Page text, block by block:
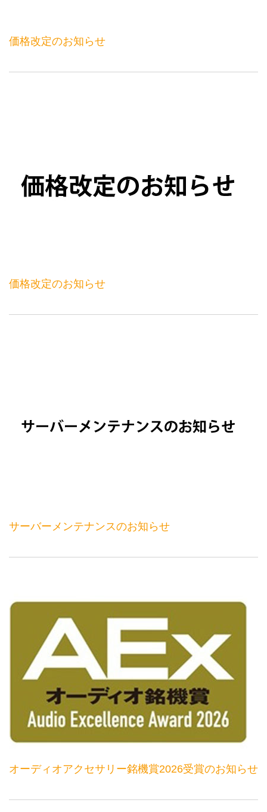
価格改定のお知らせ
価格改定のお知らせ
サーバーメンテナンスのお知らせ
オーディオアクセサリー銘機賞2026受賞のお知らせ